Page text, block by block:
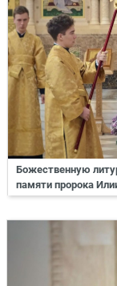
Божественную
памяти пророка